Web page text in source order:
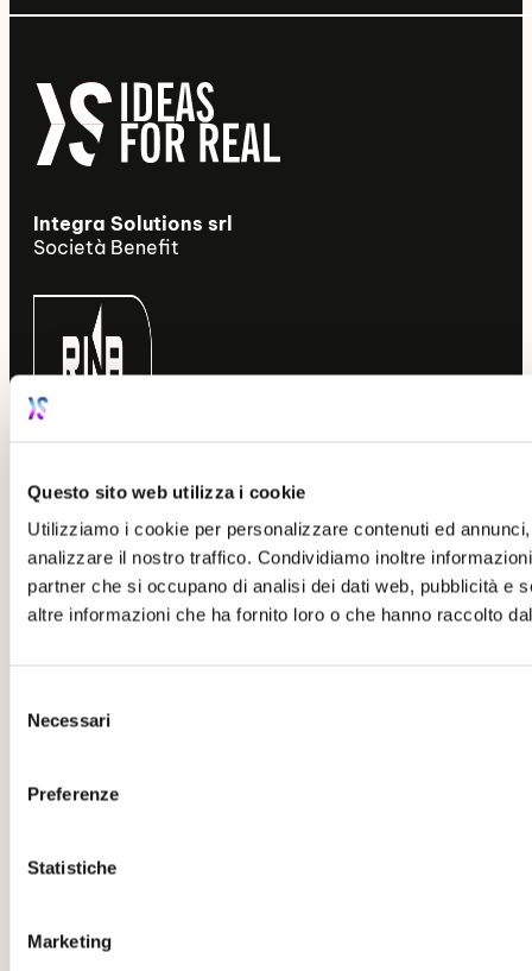
Questo sito web utilizza i cookie
Utilizziamo i cookie per personalizzare contenuti ed
analizzare il nostro traffico. Condividiamo inoltre
partner che si occupano di analisi dei dati web, pubblicità e
altre informazioni che ha fornito loro o che hanno raccolto
delNecessari
Preferenze
Statistiche
Marketing
Integra Solutions srl
Società Benefit
(UNI/PdR 125:2022)
CONTATTI
Via Costanzo II, 13
CALL FOR TALENT
CANDIDATI
SITEMAP
Chi siamo